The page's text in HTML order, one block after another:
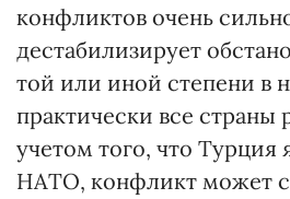
конфликтов очень
дестабилизирует
той или иной степени в
практически все страны
учетом того, что Турция
НАТО, конфликт может